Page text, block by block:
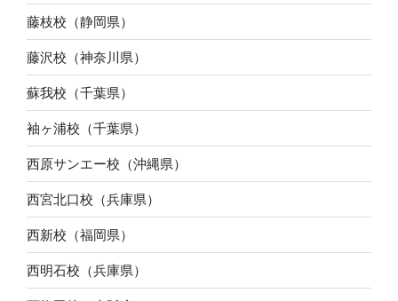
藤枝校（静岡県）
藤沢校（神奈川県）
蘇我校（千葉県）
袖ヶ浦校（千葉県）
西原サンエー校（沖縄県）
西宮北口校（兵庫県）
西新校（福岡県）
西明石校（兵庫県）